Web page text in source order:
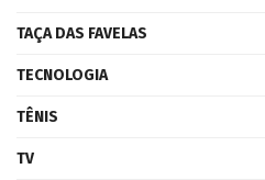
TAÇA DAS FAVELAS
TECNOLOGIA
TÊNIS
TV